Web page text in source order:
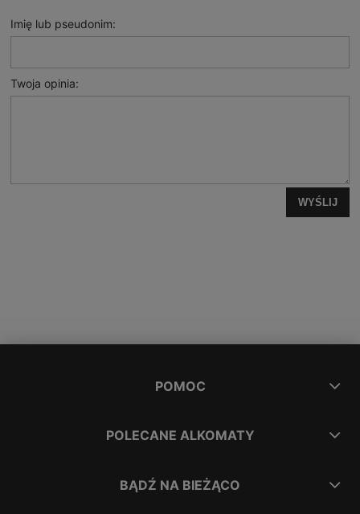
Imię lub pseudonim:
Twoja opinia:
WYŚLIJ
POMOC
POLECANE ALKOMATY
BĄDŹ NA BIEŻĄCO